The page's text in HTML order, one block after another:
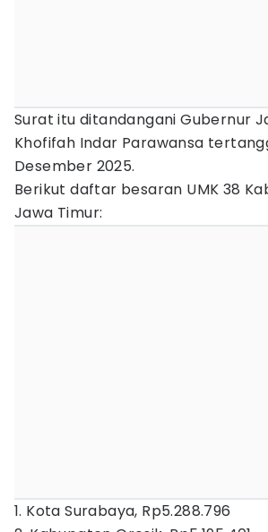
Surat itu ditandangani Gubernur
Khofifah Indar Parawansa
Desember 2025.
Berikut daftar besaran UMK 38
Jawa Timur:
1. Kota Surabaya, Rp5.288.796